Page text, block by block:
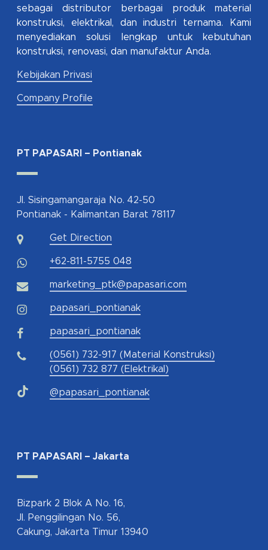
sebagai distributor berbagai produk material
konstruksi, elektrikal, dan industri ternama. Kami
menyediakan solusi lengkap untuk kebutuhan
konstruksi, renovasi, dan manufaktur Anda.
Kebijakan Privasi
Company Profile
PT PAPASARI – Pontianak
Jl. Sisingamangaraja No. 42-50
Pontianak - Kalimantan Barat 78117
Get Direction
+62-811-5755 048
marketing_ptk@papasari.com
papasari_pontianak
papasari_pontianak
(0561) 732-917 (Material Konstruksi)
(0561) 732 877 (Elektrikal)
@papasari_pontianak
PT PAPASARI – Jakarta
Bizpark 2 Blok A No. 16,
Jl. Penggilingan No. 56,
Cakung, Jakarta Timur 13940